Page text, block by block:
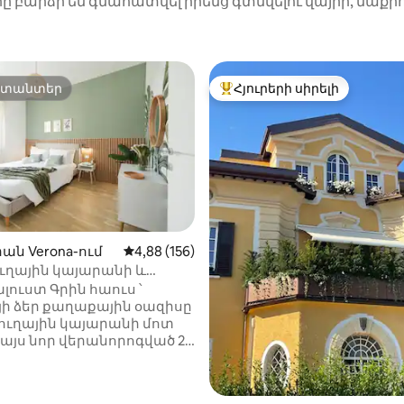
Verona-ում Միջին վարկանիշը՝ 5-ից 4,88, 156
4,88 (156)
կայարանի և
մոտ | Անվճար
Գրին հաուս ՝
ձեր քաղաքային օազիսը
կայարանի մոտ
նոր վերանորոգված 2
Հյուրերի սիրելի լավագույն
Հյուրերի սիրելի